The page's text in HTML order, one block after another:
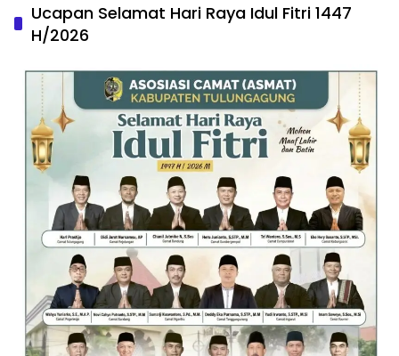
Ucapan Selamat Hari Raya Idul Fitri 1447
H/2026